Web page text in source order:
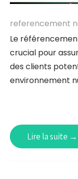
referencement
Le
crucial pour
des clients
environnement
Lire la suite →